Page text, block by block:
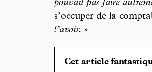
pouvait pas faire
s’occuper de la
l’avoir. »
Cet article